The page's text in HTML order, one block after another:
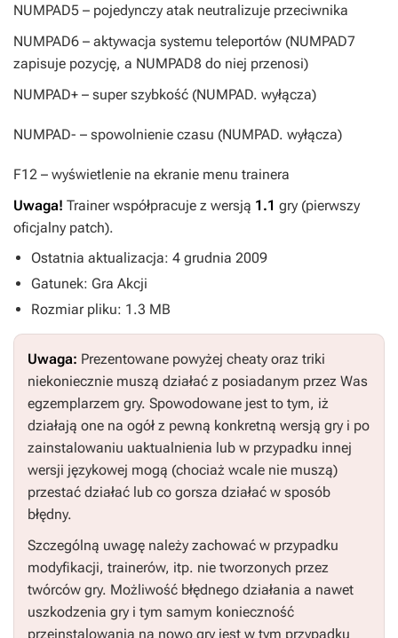
NUMPAD5 – pojedynczy atak neutralizuje przeciwnika
NUMPAD6 – aktywacja systemu teleportów (NUMPAD7
zapisuje pozycję, a NUMPAD8 do niej przenosi)
NUMPAD+ – super szybkość (NUMPAD. wyłącza)
NUMPAD- – spowolnienie czasu (NUMPAD. wyłącza)
F12 – wyświetlenie na ekranie menu trainera
Uwaga! Trainer współpracuje z wersją 1.1 gry (pierwszy
oficjalny patch).
Ostatnia aktualizacja: 4 grudnia 2009
Gatunek: Gra Akcji
Rozmiar pliku: 1.3 MB
Uwaga: Prezentowane powyżej cheaty oraz triki
niekoniecznie muszą działać z posiadanym przez Was
egzemplarzem gry. Spowodowane jest to tym, iż
działają one na ogół z pewną konkretną wersją gry i po
zainstalowaniu uaktualnienia lub w przypadku innej
wersji językowej mogą (chociaż wcale nie muszą)
przestać działać lub co gorsza działać w sposób
błędny.
Szczególną uwagę należy zachować w przypadku
modyfikacji, trainerów, itp. nie tworzonych przez
twórców gry. Możliwość błędnego działania a nawet
uszkodzenia gry i tym samym konieczność
przeinstalowania na nowo gry jest w tym przypadku